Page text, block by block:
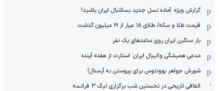
گزارش ویژه‌: آماده نسل جدید بسکتبال ایران باشید!
قیمت طلا و سکه/ طلای ۱۸ عیار از ۱۹ میلیون گذشت
بار سنگین ایران روی ساعدهای یک نفر
مدعی همیشگی والیبال ایران: استارت از هفته آینده
شورش جواهر یوونتوس برای پیوستن به آرسنال!
اتفاقی تاریخی در نخستین شب برگزاری لیگ ۳ فرانسه